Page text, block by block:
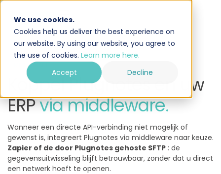
We use cookies.
Cookies help us deliver the best experience on
our website. By using our website, you agree to
the use of cookies. Learn more here.
Accept
Decline
— MIDDLEWARE
Koppel Plugnotes en uw
ERPvia middleware.
Wanneer een directe API-verbinding niet mogelijk of
gewenst is, integreert Plugnotes via middleware naar keuze.
Zapier of de door Plugnotes gehoste SFTP : de
gegevensuitwisseling blijft betrouwbaar, zonder dat u direct
een netwerk hoeft te openen.